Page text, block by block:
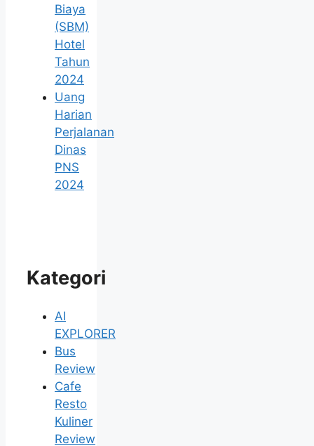
Biaya
(SBM)
Hotel
Tahun
2024
Uang
Harian
Perjalanan
Dinas
PNS
2024
Kategori
AI
EXPLORER
Bus
Review
Cafe
Resto
Kuliner
Review